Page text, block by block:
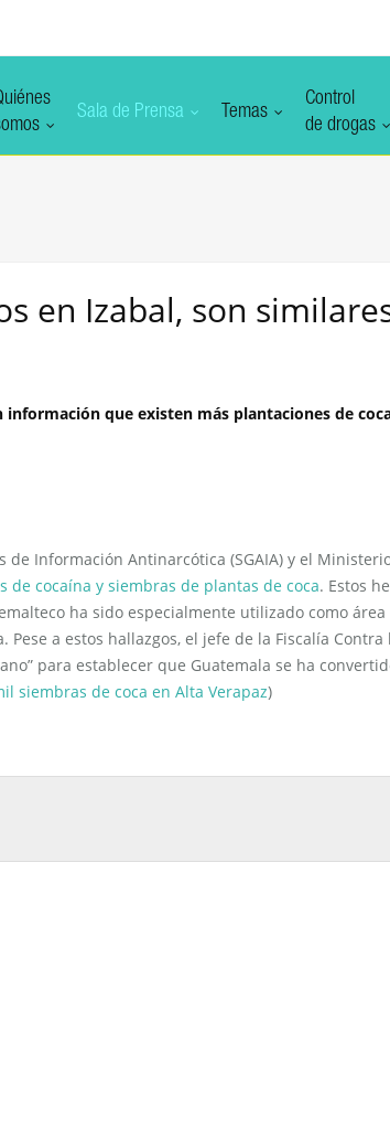
Sala de Prensa Temas
Control
de drogas
en Izabal, son
que existen más plantaciones de
Información Antinarcótica (SGAIA) y el
de cocaína y siembras de plantas de coca. Estos
ha sido especialmente utilizado como área
a estos hallazgos, el jefe de la Fiscalía Contra
para establecer que Guatemala se ha
siembras de coca en Alta Verapaz)